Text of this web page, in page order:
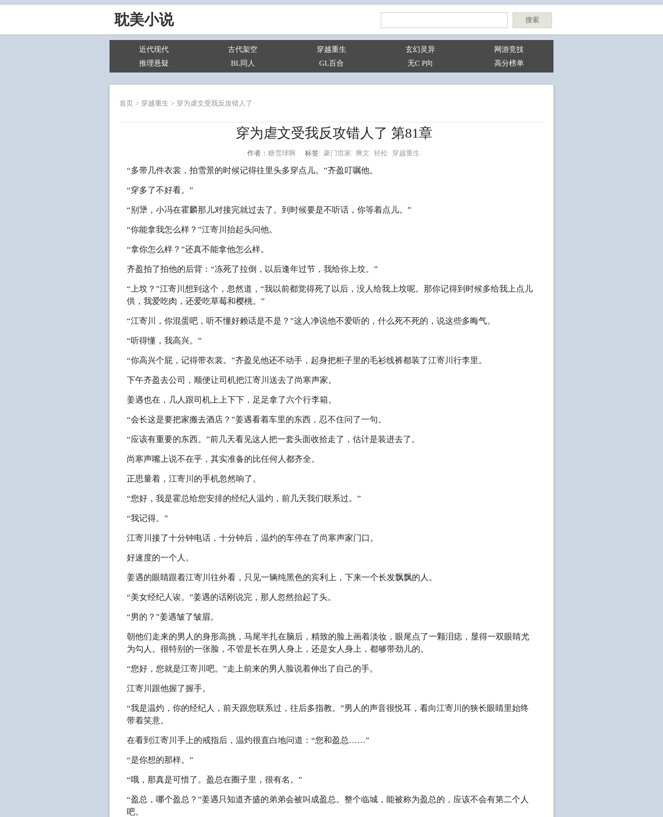
耽美小说 搜索
近代现代 古代架空 穿越重生 玄幻灵异
网游竞技
推理悬疑
BL同人 GL百合 无C P向 高分榜单
首页 > 穿越重生 > 穿为虐文受我反攻错人了
穿为虐文受我反攻错人了 第81章
作者： 糖雪球啊 标签: 豪门世家 爽文 轻松 穿越重生
“多带几件衣裳，拍雪景的时候记得往里头多穿点儿。”齐盈叮嘱他。
“穿多了不好看。”
“别犟，小冯在霍麟那儿对接完就过去了。到时候要是不听话，你等着点儿。”
“你能拿我怎么样？”江寄川抬起头问他。
“拿你怎么样？”还真不能拿他怎么样。
齐盈拍了拍他的后背：“冻死了拉倒，以后逢年过节，我给你上坟。”
“上坟？”江寄川想到这个，忽然道，“我以前都觉得死了以后，没人给我上坟呢。那你记得到时候多给我上点儿
供，我爱吃肉，还爱吃草莓和樱桃。”
“江寄川，你混蛋吧，听不懂好赖话是不是？”这人净说他不爱听的，什么死不死的，说这些多晦气。
“听得懂，我高兴。”
“你高兴个屁，记得带衣裳。”齐盈见他还不动手，起身把柜子里的毛衫线裤都装了江寄川行李里。
下午齐盈去公司，顺便让司机把江寄川送去了尚寒声家。
姜遇也在，几人跟司机上上下下，足足拿了六个行李箱。
“会长这是要把家搬去酒店？”姜遇看着车里的东西，忍不住问了一句。
“应该有重要的东西。”前几天看见这人把一套头面收拾走了，估计是装进去了。
尚寒声嘴上说不在乎，其实准备的比任何人都齐全。
正思量着，江寄川的手机忽然响了。
“您好，我是霍总给您安排的经纪人温灼，前几天我们联系过。”
“我记得。”
江寄川接了十分钟电话，十分钟后，温灼的车停在了尚寒声家门口。
好速度的一个人。
姜遇的眼睛跟着江寄川往外看，只见一辆纯黑色的宾利上，下来一个长发飘飘的人。
“美女经纪人诶。”姜遇的话刚说完，那人忽然抬起了头。
“男的？”姜遇皱了皱眉。
朝他们走来的男人的身形高挑，马尾半扎在脑后，精致的脸上画着淡妆，眼尾点了一颗泪痣，显得一双眼睛尤
为勾人。很特别的一张脸，不管是长在男人身上，还是女人身上，都够带劲儿的。
“您好，您就是江寄川吧。”走上前来的男人脸说着伸出了自己的手。
江寄川跟他握了握手。
“我是温灼，你的经纪人，前天跟您联系过，往后多指教。”男人的声音很悦耳，看向江寄川的狭长眼睛里始终
带着笑意。
在看到江寄川手上的戒指后，温灼很直白地问道：“您和盈总……”
“是你想的那样。”
“哦，那真是可惜了。盈总在圈子里，很有名。”
“盈总，哪个盈总？”姜遇只知道齐盛的弟弟会被叫成盈总。整个临城，能被称为盈总的，应该不会有第二个人
吧。